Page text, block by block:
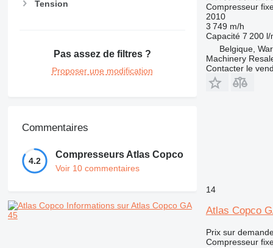
Tension
Pas assez de filtres ?
Proposer une modification
Commentaires
4.2
Compresseurs Atlas Copco
Voir 10 commentaires
Informations sur Atlas Copco GA
45
Compresseur
2010
3 749 m/h
Capacité 7 200 l/
Belgique,
Machinery
Contacter le
14
Atlas Copco
Prix sur
Compresseur